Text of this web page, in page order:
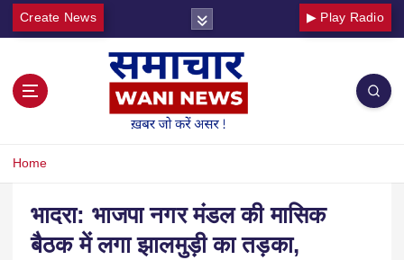
Create News ▶ Play Radio
Home
भादरा: भाजपा नगर मंडल की मासिक
बैठक में लगा झालमुड़ी का तड़का,